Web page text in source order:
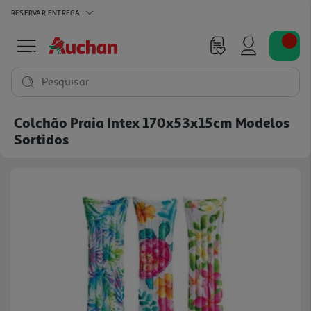
RESERVAR ENTREGA
Pesquisar
Colchão Praia Intex 170x53x15cm Modelos
Sortidos